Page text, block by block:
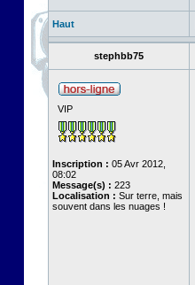
Haut
stephbb75
VIP
Inscription : 05 Avr 2012,
08:02
Message(s) : 223
Localisation : Sur terre, mais
souvent dans les nuages !